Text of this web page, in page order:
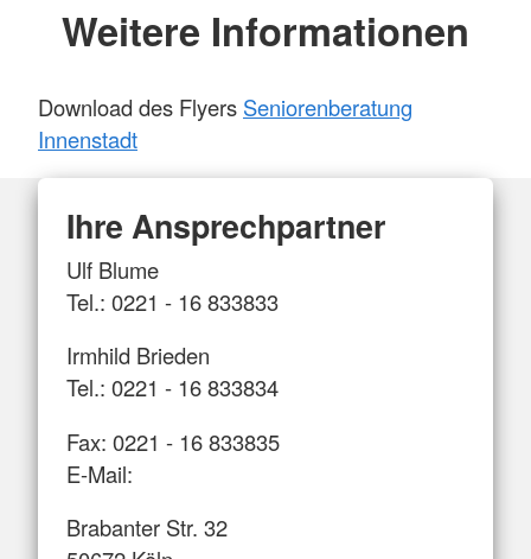
Weitere Informationen
Download des Flyers Seniorenberatung
Innenstadt
Ihre Ansprechpartner
Ulf Blume
Tel.: 0221 - 16 833833
Irmhild Brieden
Tel.: 0221 - 16 833834
Fax: 0221 - 16 833835
E-Mail:
Brabanter Str. 32